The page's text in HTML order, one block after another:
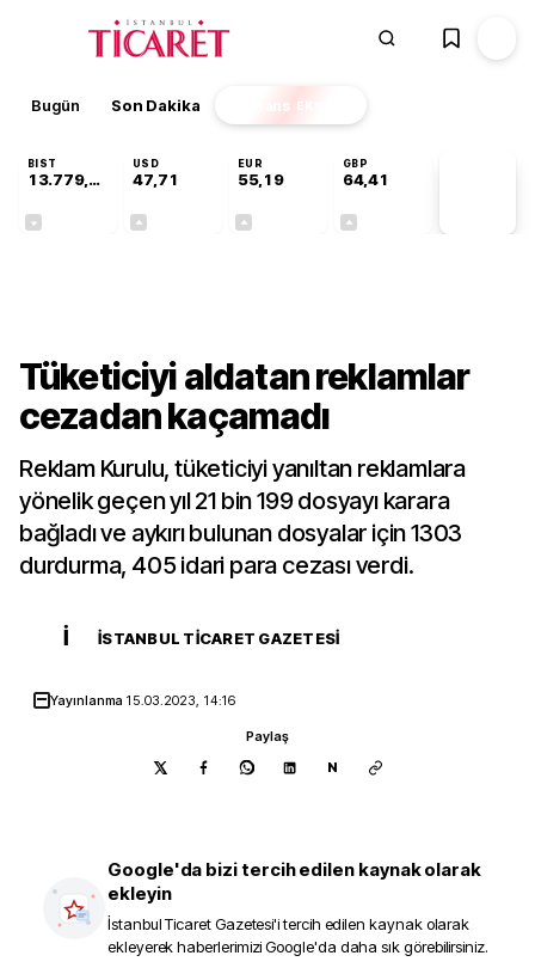
Bugün Son Dakika Finans EKSTRA
BIST
13.779,39
USD
47,71
EUR
55,19
GBP
64,41
Tüketiciyi aldatan reklamlar
cezadan kaçamadı
Reklam Kurulu, tüketiciyi yanıltan reklamlara
yönelik geçen yıl 21 bin 199 dosyayı karara
bağladı ve aykırı bulunan dosyalar için 1303
durdurma, 405 idari para cezası verdi.
İ İSTANBUL TICARET GAZETESI
Yayınlanma 15.03.2023, 14:16
Paylaş
N
Google'da bizi tercih edilen kaynak olarak
ekleyin
İstanbul Ticaret Gazetesi'i tercih edilen kaynak olarak
ekleyerek haberlerimizi Google'da daha sık görebilirsiniz.